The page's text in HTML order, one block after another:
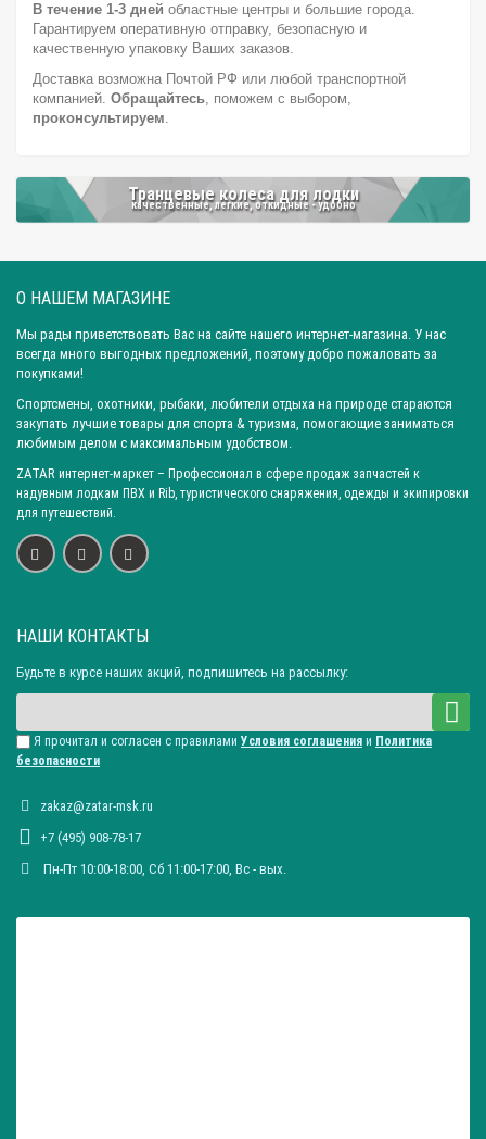
Ширина колеса: 9,0 см
Длина ноги: 40,0 см
Длина ноги: 43,0 см
Длина ноги: 50,0 см
Длина ноги: 53,0 см
Длина ноги: 56,0 см
Длина ноги: 60,0 см
Диаметр отверстия: 20 мм
Вес комплекта: 3,8 кг
Вес комплекта: 4,2 кг
Вес комплекта: 4,6 кг
Вес комплекта: 4,7 кг
Вес комплекта: 5,1 кг
Вес комплекта: 7,1 кг
Вес комплекта: 8,8 кг
Вес комплекта: 9,8 кг
Город: Ярославль
Город: Новосибирск
Город: Пермь
Город: Москва
Город: Красноярск
Город: Екатеринбург
Город: Нижний Новгород
Город: Воронеж
Город: Саратов
В течение 1-3 дней областные центры и большие города.
Гарантируем оперативную отправку, безопасную и
качественную упаковку Ваших заказов.
Доставка возможна Почтой РФ или любой транспортной
компанией. Обращайтесь, поможем с выбором,
проконсультируем.
Транцевые колеса для лодки
качественные, легкие, откидные - удобно
О НАШЕМ МАГАЗИНЕ
Мы рады приветствовать Вас на сайте нашего интернет-магазина. У нас
всегда много выгодных предложений, поэтому добро пожаловать за
покупками!
Спортсмены, охотники, рыбаки, любители отдыха на природе стараются
закупать лучшие товары для спорта & туризма, помогающие заниматься
любимым делом с максимальным удобством.
ZATAR интернет-маркет – Профессионал в сфере продаж запчастей к
надувным лодкам ПВХ и Rib, туристического снаряжения, одежды и экипировки
для путешествий.
НАШИ КОНТАКТЫ
Будьте в курсе наших акций, подпишитесь на рассылку:
Я прочитал и согласен с правилами Условия соглашения и Политика
безопасности
zakaz@zatar-msk.ru
+7 (495) 908-78-17
Пн-Пт 10:00-18:00, Сб 11:00-17:00, Вc - вых.